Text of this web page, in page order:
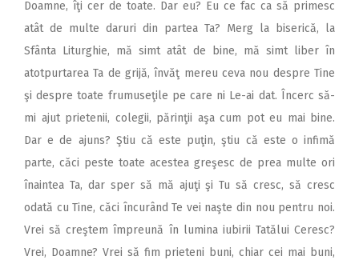
Doamne, îţi cer de toate. Dar eu? Eu ce fac ca să primesc
atât de multe daruri din partea Ta? Merg la biserică, la
Sfânta Liturghie, mă simt atât de bine, mă simt liber în
atotpurtarea Ta de grijă, învăţ mereu ceva nou despre Tine
şi despre toate frumuseţile pe care ni Le-ai dat. Încerc să-
mi ajut prietenii, colegii, părinţii aşa cum pot eu mai bine.
Dar e de ajuns? Ştiu că este puţin, ştiu că este o infimă
parte, căci peste toate acestea greşesc de prea multe ori
înaintea Ta, dar sper să mă ajuţi şi Tu să cresc, să cresc
odată cu Tine, căci încurând Te vei naşte din nou pentru noi.
Vrei să creştem împreună în lumina iubirii Tatălui Ceresc?
Vrei, Doamne? Vrei să fim prieteni buni, chiar cei mai buni,